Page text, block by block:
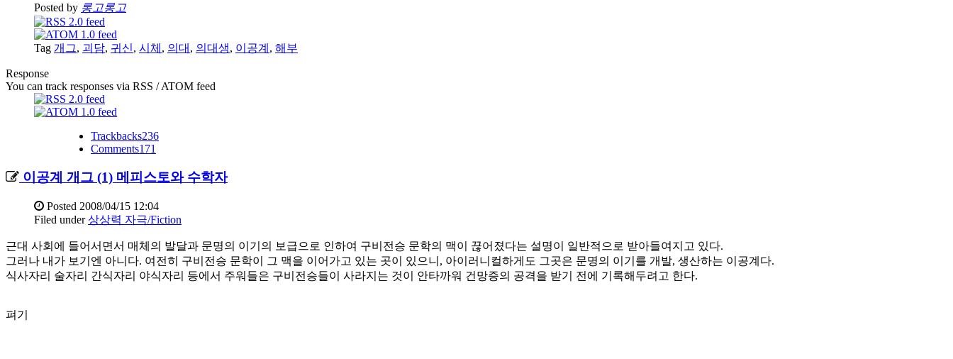
Posted by 롱고롱고
Tag 개그, 괴담, 귀신, 시체 , 의대 , 의대생, 이공계 , 해부
Response
You can track responses via RSS / ATOM feed
Trackbacks236
Comments171
이공계 개그 (1) 메피스토와 수학자
Posted 2008/04/15 12:04
Filed under 상상력 자극/Fiction
근대 사회에 들어서면서 매체의 발달과 문명의 이기의 보급으로 인하여 구비전승 문학의 맥이 끊어졌다는 설명이 일반적으로 받아들여지고 있다.
그러나 내가 보기엔 아니다. 여전히 구비전승 문학이 그 맥을 이어가고 있는 곳이 있으니, 아이러니컬하게도 그곳은 문명의 이기를 개발, 생산하는 이공계다.
식사자리 술자리 간식자리 야식자리 등에서 주워들은 구비전승들이 사라지는 것이 안타까워 건망증의 공격을 받기 전에 기록해두려고 한다.
펴기